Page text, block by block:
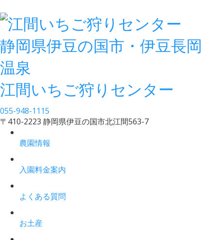
静岡県伊豆の国市・伊豆長岡
温泉
江間いちご狩りセンター
055-948-1115
〒410-2223 静岡県伊豆の国市北江間563-7
農園情報
入園料金案内
よくある質問
お土産